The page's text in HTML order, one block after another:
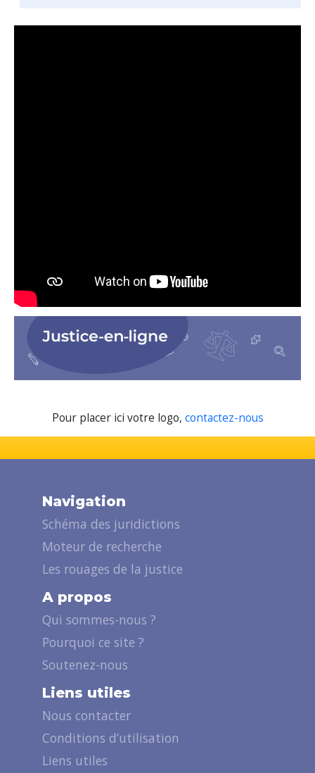
Pour placer ici votre logo, contactez-nous
Navigation
Schéma des juridictions
Moteur de recherche
Les rouages de la justice
A propos
Qui sommes-nous ?
Pourquoi ce site ?
Soutenez-nous
Liens utiles
Nous contacter
Conditions d’utilisation
Liens utiles